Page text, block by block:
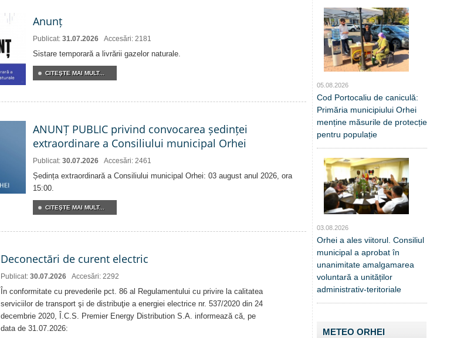
Anunț
Publicat: 31.07.2026 Accesări: 2181
Sistare temporară a livrării gazelor naturale.
CITEŞTE MAI MULT...
ANUNȚ PUBLIC privind convocarea ședinței
extraordinare a Consiliului municipal Orhei
Publicat: 30.07.2026 Accesări: 2461
Ședința extraordinară a Consiliului municipal Orhei: 03 august anul 2026, ora
15:00.
CITEŞTE MAI MULT...
Deconectări de curent electric
Publicat: 30.07.2026 Accesări: 2292
În conformitate cu prevederile pct. 86 al Regulamentului cu privire la calitatea
serviciilor de transport şi de distribuţie a energiei electrice nr. 537/2020 din 24
decembrie 2020, Î.C.S. Premier Energy Distribution S.A. informează că, pe
data de 31.07.2026:
05.08.2026
Cod Portocaliu de caniculă:
Primăria municipiului Orhei
menține măsurile de protecție
pentru populație
03.08.2026
Orhei a ales viitorul. Consiliul
municipal a aprobat în
unanimitate amalgamarea
voluntară a unităților
administrativ-teritoriale
METEO ORHEI